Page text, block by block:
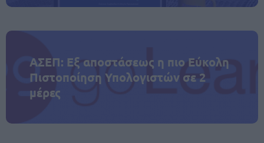
ΑΣΕΠ: Εξ αποστάσεως η πιο Εύκολη
Πιστοποίηση Υπολογιστών σε 2
μέρες